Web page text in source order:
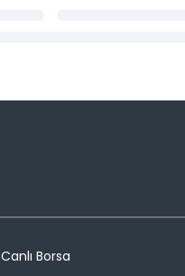
Canlı Borsa